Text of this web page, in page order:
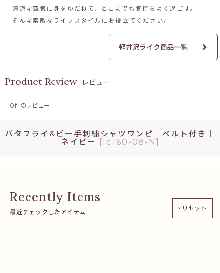
バタフライ&ビー手刺繍シャツワンピ ベルト付き｜
ネイビー
[ ld160-08-N ]
清涼な空気に身をゆだねて、
どこまでも気持ちよく過ごす。
そんな素敵なライフスタイルに お役立てください。
軽井沢ライク商品一覧
レビュー
0件のレビュー
最近チェックしたアイテム
×リセット